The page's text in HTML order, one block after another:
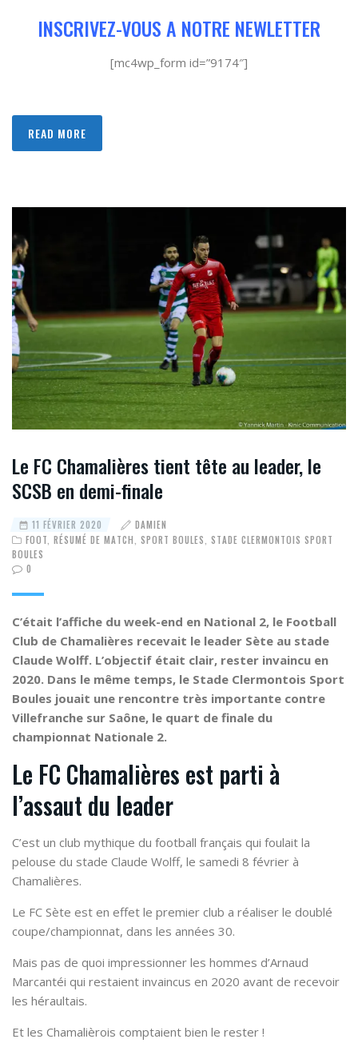
INSCRIVEZ-VOUS A NOTRE NEWLETTER
[mc4wp_form id=”9174″]
READ MORE
Le FC Chamalières tient tête au leader, le
SCSB en demi-finale
11 FÉVRIER 2020
DAMIEN
FOOT RÉSUMÉ DE MATCH SPORT BOULES
STADE CLERMONTOIS SPORT
BOULES
0
C’était l’affiche du week-end en National 2, le Football
Club de Chamalières recevait le leader Sète au stade
Claude Wolff. L’objectif était clair, rester invaincu en
2020. Dans le même temps, le Stade Clermontois Sport
Boules jouait une rencontre très importante contre
Villefranche sur Saône, le quart de finale du
championnat Nationale 2.
Le FC Chamalières est parti à
l’assaut du leader
C’est un club mythique du football français qui foulait la
pelouse du stade Claude Wolff, le samedi 8 février à
Chamalières.
Le FC Sète est en effet le premier club a réaliser le doublé
coupe/championnat, dans les années 30.
Mais pas de quoi impressionner les hommes d’Arnaud
Marcantéi qui restaient invaincus en 2020 avant de recevoir
les héraultais.
Et les Chamalièrois comptaient bien le rester !